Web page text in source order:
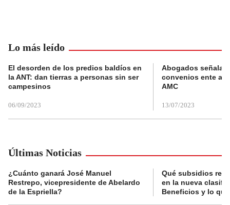
Lo más leído
El desorden de los predios baldíos en
la ANT: dan tierras a personas sin ser
campesinos
06/09/2023
Abogados
convenios ente
AMC
13/07/2023
Últimas Noticias
¿Cuánto ganará José Manuel
Restrepo, vicepresidente de Abelardo
de la Espriella?
Qué subsidios
en la nueva
Beneficios y lo